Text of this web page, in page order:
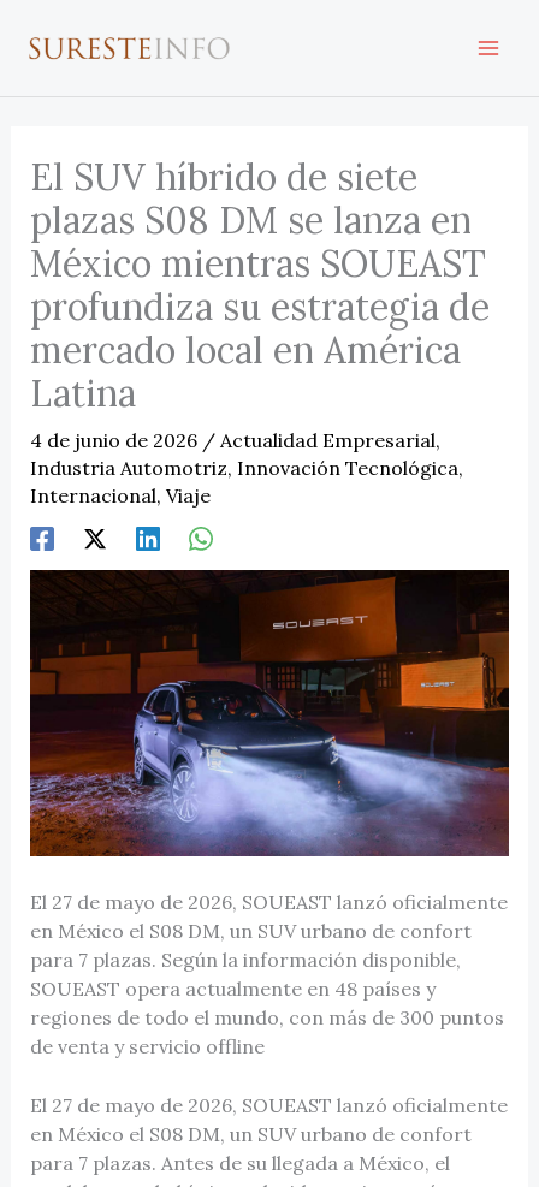
El SUV híbrido de siete
plazas S08 DM se lanza en
México mientras SOUEAST
profundiza su estrategia de
mercado local en América
Latina
4 de junio de 2026 / Actualidad Empresarial,
Industria Automotriz, Innovación Tecnológica,
Internacional, Viaje
El 27 de mayo de 2026, SOUEAST lanzó oficialmente
en México el S08 DM, un SUV urbano de confort
para 7 plazas. Según la información disponible,
SOUEAST opera actualmente en 48 países y
regiones de todo el mundo, con más de 300 puntos
de venta y servicio offline
El 27 de mayo de 2026, SOUEAST lanzó oficialmente
en México el S08 DM, un SUV urbano de confort
para 7 plazas. Antes de su llegada a México, el